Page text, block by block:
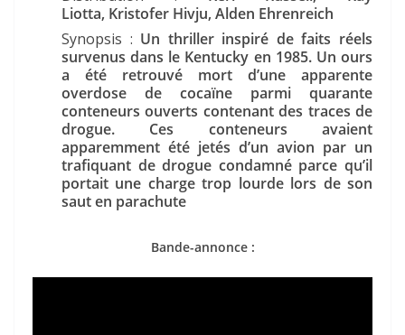
Liotta, Kristofer Hivju, Alden Ehrenreich
Synopsis : Un thriller inspiré de faits réels
survenus dans le Kentucky en 1985. Un ours
a été retrouvé mort d’une apparente
overdose de cocaïne parmi quarante
conteneurs ouverts contenant des traces de
drogue. Ces conteneurs avaient
apparemment été jetés d’un avion par un
trafiquant de drogue condamné parce qu’il
portait une charge trop lourde lors de son
saut en parachute
Bande-annonce :